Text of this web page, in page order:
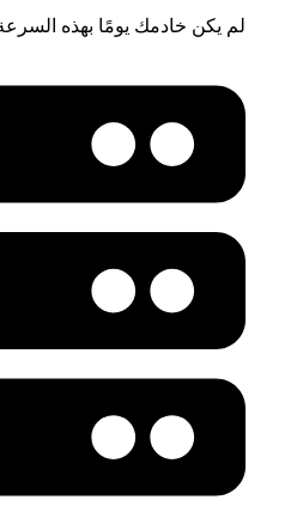
لم يكن خادمك يومًا بهذه